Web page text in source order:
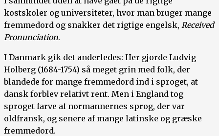
kostskoler og universiteter, hvor man bruger mange
fremmedord og snakker det rigtige engelsk, Received
Pronunciation.
I Danmark gik det anderledes: Her gjorde Ludvig
Holberg (1684-1754) så meget grin med folk, der
blandede for mange fremmedord ind i sproget, at
dansk forblev relativt rent. Men i England tog
sproget farve af normannernes sprog, der var
oldfransk, og senere af mange latinske og græske
fremmedord.